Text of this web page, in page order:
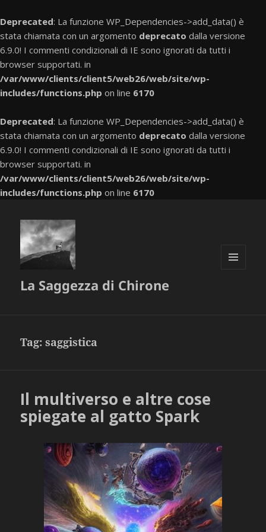
Deprecated: La funzione WP_Dependencies->add_data() è
stata chiamata con un argomento deprecato dalla versione
6.9.0! I commenti condizionali di IE sono ignorati da tutti i
browser supportati. in
/var/www/clients/client5/web26/web/site/wp-
includes/functions.php on line 6170
Deprecated: La funzione WP_Dependencies->add_data() è
stata chiamata con un argomento deprecato dalla versione
6.9.0! I commenti condizionali di IE sono ignorati da tutti i
browser supportati. in
/var/www/clients/client5/web26/web/site/wp-
includes/functions.php on line 6170
La Saggezza di Chirone
Tag:saggistica
Il multiverso e altre cose
spiegate al gatto Spark